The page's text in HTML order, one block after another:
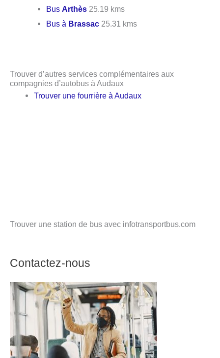
BusArthès 25.19 kms
Bus à Brassac 25.31 kms
Trouver d’autres services complémentaires aux
compagnies d’autobus à Audaux
Trouver une fourrière à Audaux
Trouver une station de bus avec infotransportbus.com
Contactez-nous